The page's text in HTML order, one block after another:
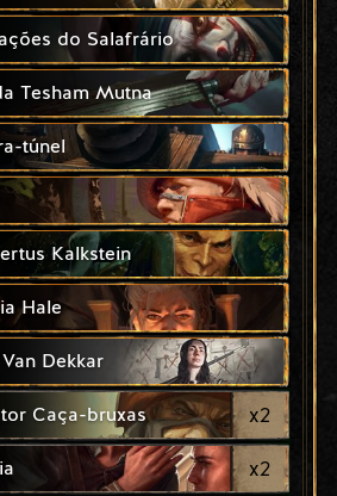
do Salafrário
Tesham Mutna
túnel
Kalkstein
Hale
Dekkar
Caça-bruxas x2
x2